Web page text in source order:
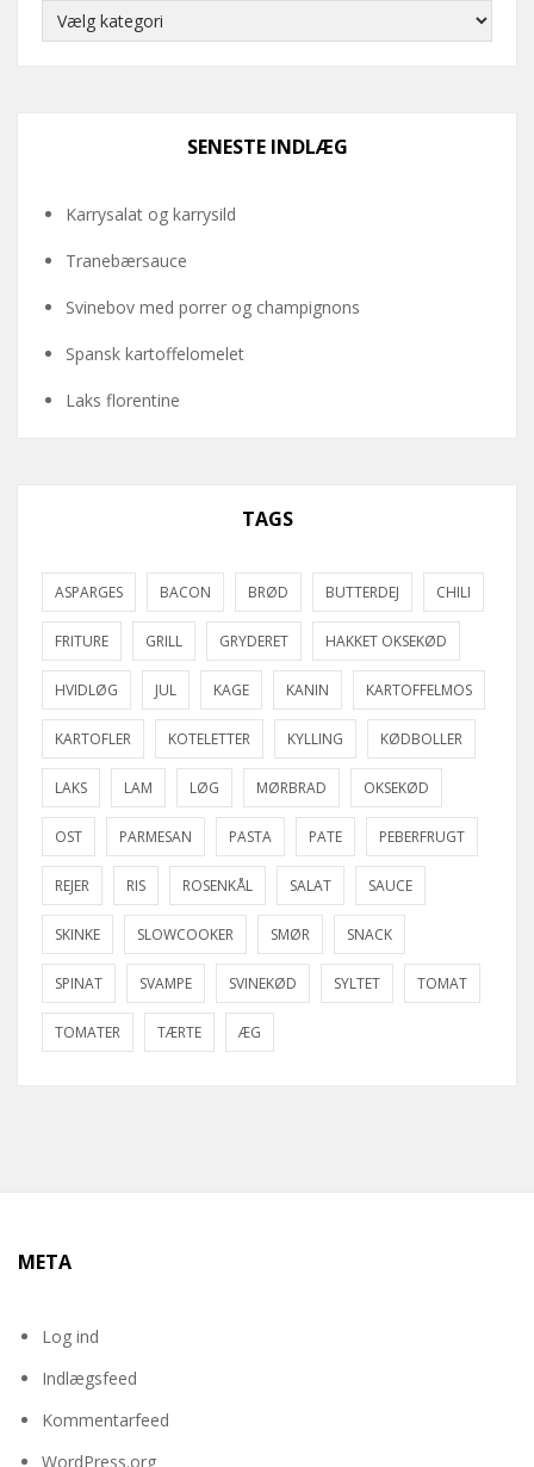
Kategorier
SENESTE INDLÆG
Karrysalat og karrysild
Tranebærsauce
Svinebov med porrer og champignons
Spansk kartoffelomelet
Laks florentine
TAGS
ASPARGES BACON BRØD BUTTERDEJ CHILI
FRITURE GRILL GRYDERET HAKKET OKSEKØD
HVIDLØG JUL KAGE KANIN KARTOFFELMOS
KARTOFLER KOTELETTER KYLLING KØDBOLLER
LAKS LAM LØG MØRBRAD OKSEKØD
OST PARMESAN PASTA PATE PEBERFRUGT
REJER RIS ROSENKÅL SALAT SAUCE
SKINKE SLOWCOOKER SMØR SNACK
SPINAT SVAMPE SVINEKØD SYLTET TOMAT
TOMATER TÆRTE ÆG
META
Log ind
Indlægsfeed
Kommentarfeed
WordPress.org